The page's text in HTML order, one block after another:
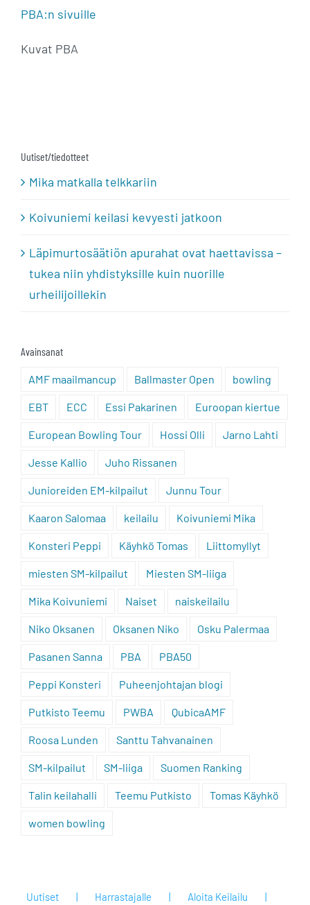
PBA:n sivuille
Kuvat PBA
Uutiset/tiedotteet
Mika matkalla telkkariin
Koivuniemi keilasi kevyesti jatkoon
Läpimurtosäätiön apurahat ovat haettavissa –
tukea niin yhdistyksille kuin nuorille
urheilijoillekin
Avainsanat
AMF maailmancup Ballmaster Open bowling
EBT ECC Essi Pakarinen Euroopan kiertue
European Bowling Tour Hossi Olli Jarno Lahti
Jesse Kallio Juho Rissanen
Junioreiden EM-kilpailut Junnu Tour
Kaaron Salomaa keilailu Koivuniemi Mika
Konsteri Peppi Käyhkö Tomas Liittomyllyt
miesten SM-kilpailut Miesten SM-liiga
Mika Koivuniemi Naiset naiskeilailu
Niko Oksanen Oksanen Niko Osku Palermaa
Pasanen Sanna PBA PBA50
Peppi Konsteri Puheenjohtajan blogi
Putkisto Teemu PWBA QubicaAMF
Roosa Lunden Santtu Tahvanainen
SM-kilpailut SM-liiga Suomen Ranking
Talin keilahalli Teemu Putkisto Tomas Käyhkö
women bowling
Uutiset Harrastajalle
Aloita Keilailu